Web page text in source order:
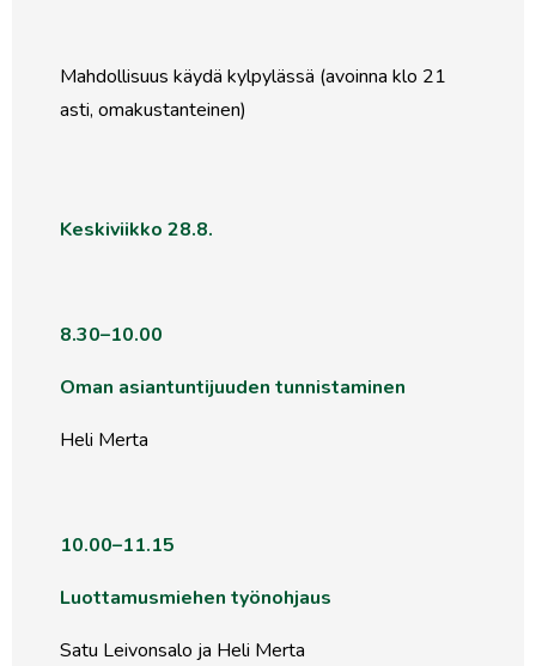
Mahdollisuus käydä kylpylässä (avoinna klo 21
asti, omakustanteinen)
Keskiviikko 28.8.
8.30–10.00
Oman asiantuntijuuden tunnistaminen
Heli Merta
10.00–11.15
Luottamusmiehen työnohjaus
Satu Leivonsalo ja Heli Merta